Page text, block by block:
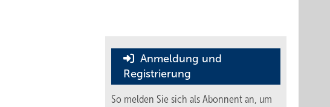
Anmeldung und
Registrierung
So melden Sie sich als Abonnent an, um